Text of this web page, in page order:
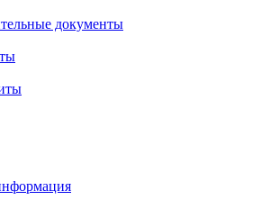
документы